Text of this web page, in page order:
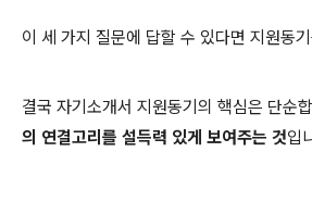
이 세 가지 질문에 답할 수 있다면 지원동
결국 자기소개서 지원동기의 핵심은 단순
의 연결고리를 설득력 있게 보여주는 것입